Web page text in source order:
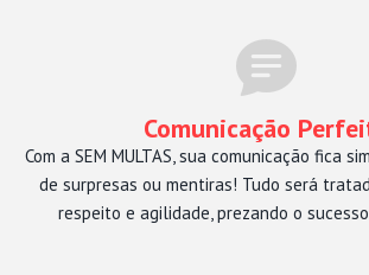
Comunicação
Com a SEM MULTAS, sua comunicação fica
de surpresas ou mentiras! Tudo será
respeito e agilidade, prezando o